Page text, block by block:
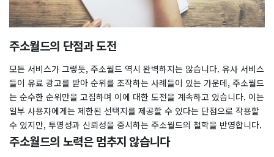
주소월드의 단점과 도전
모든 서비스가 그렇듯, 주소월드 역시 완벽하지는 않습니다. 유사 서비스
들이 유료 광고를 받아 순위를 조작하는 사례들이 있는 가운데, 주소월드
는 순수한 순위만을 고집하며 이에 대한 도전을 계속하고 있습니다. 이는
일부 사용자에게는 제한된 선택지를 제공할 수 있다는 단점으로 작용할
수 있지만, 투명성과 신뢰성을 중시하는 주소월드의 철학을 반영합니다.
​주소월드의 노력은 멈추지 않습니다